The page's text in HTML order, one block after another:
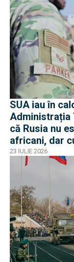
SUA iau în
Administrația
că Rusia nu
africani, dar
operaționale?
23 IULIE 2026